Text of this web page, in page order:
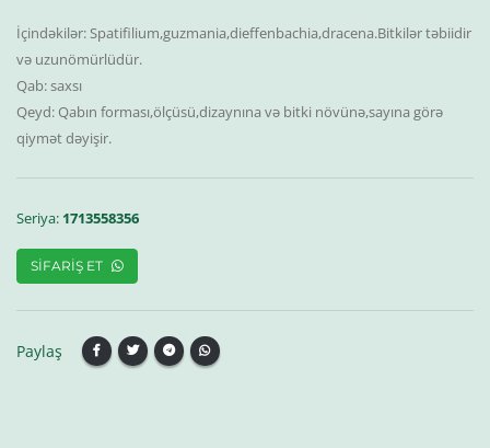
İçindəkilər: Spatifilium,guzmania,dieffenbachia,dracena.Bitkilər təbiidir
və uzunömürlüdür.
Qab: saxsı
Qeyd: Qabın forması,ölçüsü,dizaynına və bitki növünə,sayına görə
Seriya: 1713558356
SIFARIŞ ET
Paylaş